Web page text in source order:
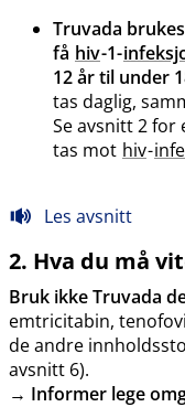
Truvada
få hiv-1-
12 år til under
tas daglig,
Se avsnitt 2
tas mot hiv-
Les avsnitt
2. Hva du må
Bruk ikke Truvada
emtricitabin,
de andre
avsnitt 6).
→ Informer lege